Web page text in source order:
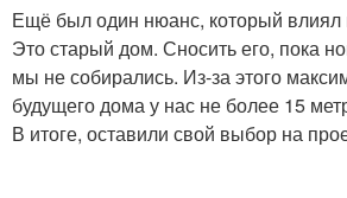
Ещё был один нюанс, который влиял
Это старый дом. Сносить его, пока
мы не собирались. Из-за этого
будущего дома у нас не более 15
В итоге, оставили свой выбор на